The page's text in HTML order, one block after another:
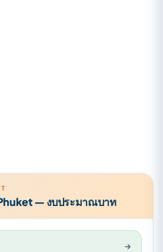
— งบประมาณบาท